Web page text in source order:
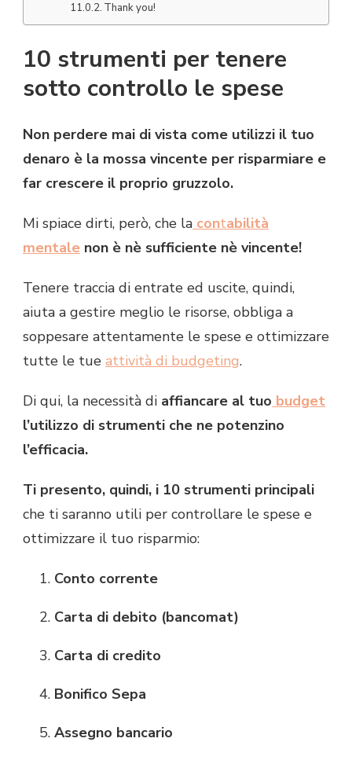
Thank you!
10 strumenti per tenere
sotto controllo le spese
Non perdere mai di vista come utilizzi il tuo
denaro è la mossa vincente per risparmiare e
far crescere il proprio gruzzolo.
Mi spiace dirti, però, che la contabilità
mentale non è nè sufficiente nè vincente!
Tenere traccia di entrate ed uscite, quindi,
aiuta a gestire meglio le risorse, obbliga a
soppesare attentamente le spese e ottimizzare
tutte le tue attività di budgeting.
Di qui, la necessità di affiancare al tuo budget
l’utilizzo di strumenti che ne potenzino
l’efficacia.
Ti presento, quindi, i 10 strumenti principali
che ti saranno utili per controllare le spese e
ottimizzare il tuo risparmio:
Conto corrente
Carta di debito (bancomat)
Carta di credito
Bonifico Sepa
Assegno bancario